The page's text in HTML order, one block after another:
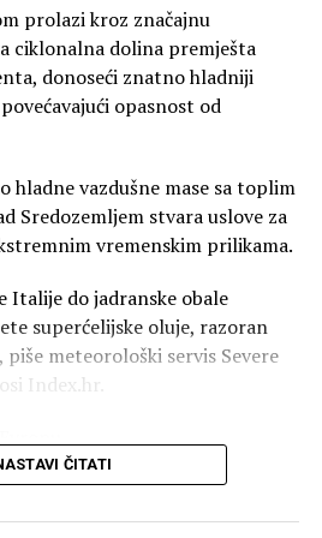
su posljedice već vidljive u
gdje je zemljište izrazito
bez ozbiljnijih padavina.
rekordi već
je tokom 2023. i 2024.
WMO-a upravo je taj
da 2024. postane najtoplija
mjerenja.
prolazi kroz značajnu
ciklonalna dolina premješta
donoseći znatno hladniji
opasnost od
hladne vazdušne mase sa toplim
Sredozemljem stvara uslove za
vremenskim prilikama.
Italije do jadranske obale
superćelijske oluje, razoran
meteorološki servis Severe
Index.hr.
širom Evrope pokrenute su
je omogućilo prodor vazduha
ČITATI